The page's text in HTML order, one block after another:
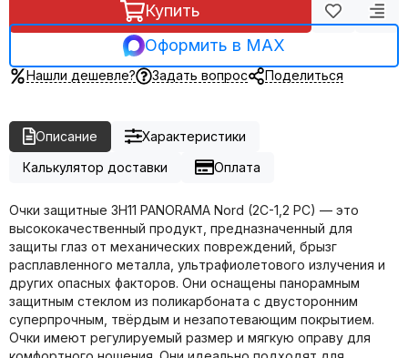
Купить
Оформить в MAX
Нашли дешевле? Задать вопрос Поделиться
Описание
Характеристики
Калькулятор доставки
Оплата
Очки защитные ЗН11 PANORAMA Nord (2C-1,2 PC) — это
высококачественный продукт, предназначенный для
защиты глаз от механических повреждений, брызг
расплавленного металла, ультрафиолетового излучения и
других опасных факторов. Они оснащены панорамным
защитным стеклом из поликарбоната с двусторонним
суперпрочным, твёрдым и незапотевающим покрытием.
Очки имеют регулируемый размер и мягкую оправу для